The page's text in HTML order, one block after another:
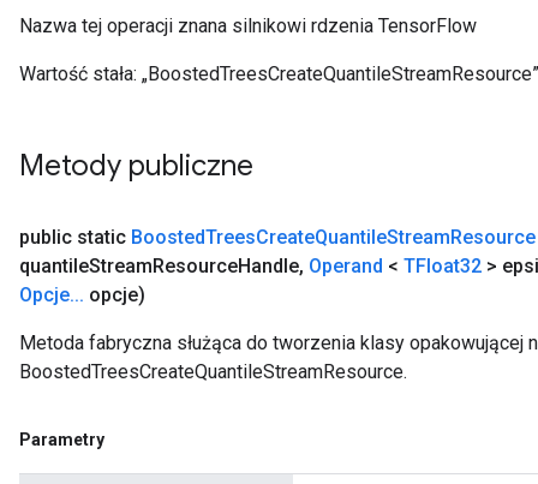
Nazwa tej operacji znana silnikowi rdzenia TensorFlow
Wartość stała: „BoostedTreesCreateQuantileStreamResource”
Metody publiczne
public static BoostedTreesCreateQuantileStreamResource
quantileStreamResourceHandle, Operand < TFloat32 >
Opcje... opcje)
Metoda fabryczna służąca do tworzenia klasy opakowującej
BoostedTreesCreateQuantileStreamResource.
Parametry